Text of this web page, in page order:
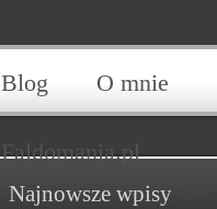
Blog O mnie
Faldomania.pl
Najnowsze wpisy